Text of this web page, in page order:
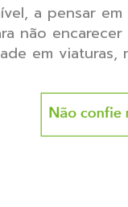
a pensar
não
em viaturas,